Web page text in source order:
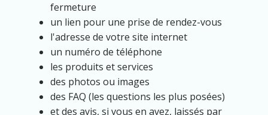
fermeture
un lien pour une prise de rendez-vous
l'adresse de votre site internet
un numéro de téléphone
les produits et services
des photos ou images
des FAQ (les questions les plus posées)
et des avis, si vous en avez, laissés par